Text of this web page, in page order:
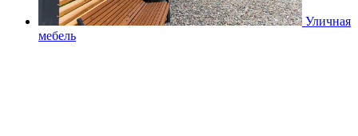
Уличная
мебель